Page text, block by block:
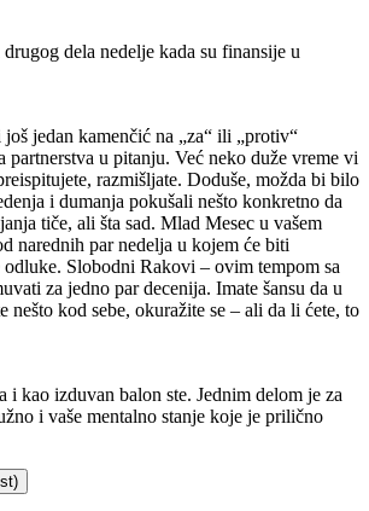
dela nedelje kada su finansije u
jedan kamenčić na „za“ ili „protiv“
partnerstva u pitanju. Već neko duže vreme vi
razmišljate. Doduše, možda bi bilo
i dumanja pokušali nešto konkretno da
tiče, ali šta sad. Mlad Mesec u vašem
narednih par nedelja u kojem će biti
odluke. Slobodni Rakovi – ovim tempom sa
za jedno par decenija. Imate šansu da u
nešto kod sebe, okuražite se – ali da li ćete, to
i kao izduvan balon ste. Jednim delom je za
i vaše mentalno stanje koje je prilično